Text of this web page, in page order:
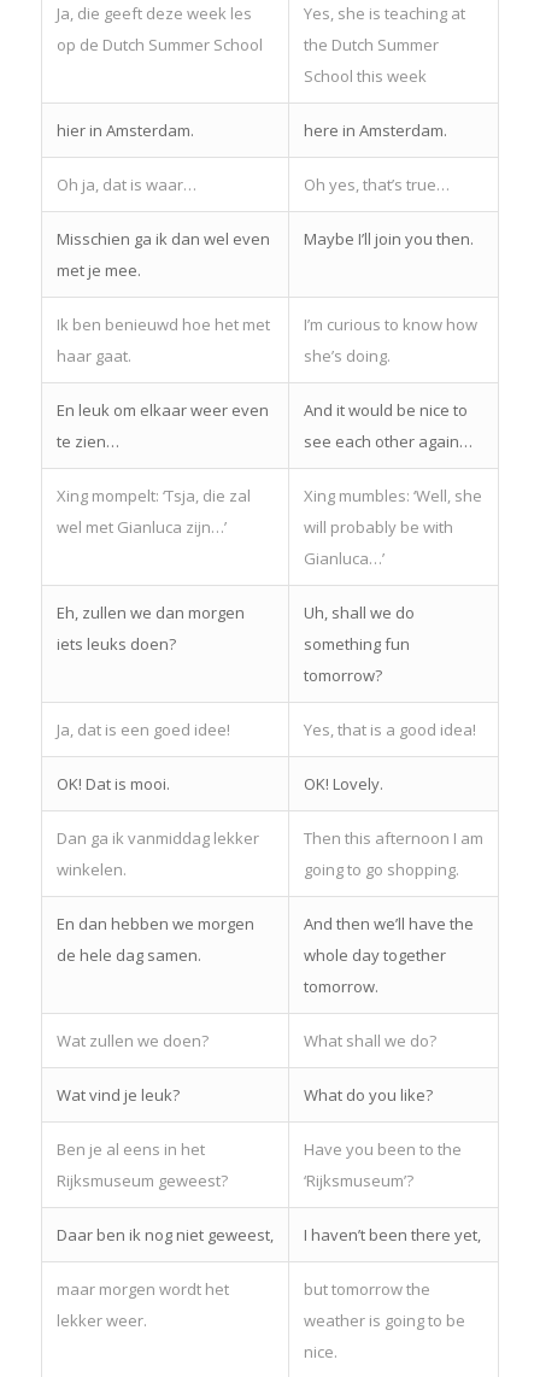
Ja, die geeft deze week les
op de Dutch Summer School
Yes, she is teaching at
the Dutch Summer
School this week
hier in Amsterdam. here in Amsterdam.
Oh ja, dat is waar… Oh yes, that’s true…
Misschien ga ik dan wel even
met je mee.
Maybe I’ll join you then.
Ik ben benieuwd hoe het met
haar gaat.
I’m curious to know how
she’s doing.
En leuk om elkaar weer even
te zien…
And it would be nice to
see each other again…
Xing mompelt: ‘Tsja, die zal
wel met Gianluca zijn…’
Xing mumbles: ‘Well, she
will probably be with
Gianluca…’
Eh, zullen we dan morgen
iets leuks doen?
Uh, shall we do
something fun
tomorrow?
Ja, dat is een goed idee! Yes, that is a good idea!
OK! Dat is mooi. OK! Lovely.
Dan ga ik vanmiddag lekker
winkelen.
Then this afternoon I am
going to go shopping.
En dan hebben we morgen
de hele dag samen.
And then we’ll have the
whole day together
tomorrow.
Wat zullen we doen? What shall we do?
Wat vind je leuk? What do you like?
Ben je al eens in het
Rijksmuseum geweest?
Have you been to the
‘Rijksmuseum’?
Daar ben ik nog niet geweest, I haven’t been there yet,
maar morgen wordt het
lekker weer.
but tomorrow the
weather is going to be
nice.